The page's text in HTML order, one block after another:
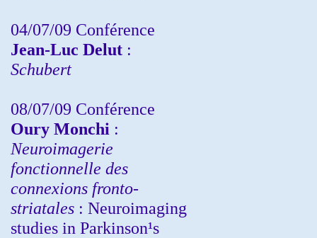
04/07/09 Conférence
Jean-Luc Delut :
Schubert
08/07/09 Conférence
Oury Monchi :
Neuroimagerie
fonctionnelle des
connexions fronto-
striatales : Neuroimaging
studies in Parkinson¹s